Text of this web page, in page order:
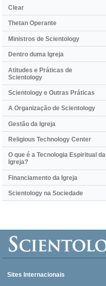
Clear
Thetan Operante
Ministros de Scientology
Dentro duma Igreja
Atitudes e Práticas de
Scientology
Scientology e Outras Práticas
A Organização de Scientology
Gestão da Igreja
Religious Technology Center
O que é a Tecnologia Espiritual da
Igreja?
Financiamento da Igreja
Scientology na Sociedade
Sites Internacionais